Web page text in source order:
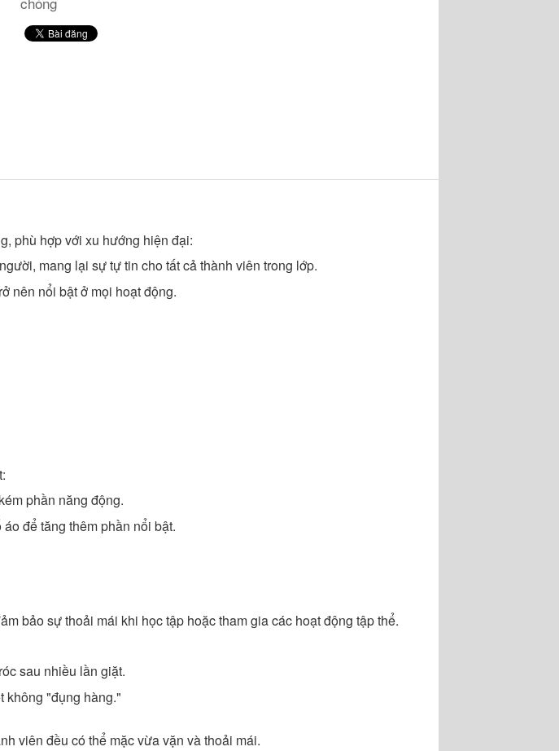
phù hợp với xu hướng hiện đại:
mang lại sự tự tin cho tất cả thành viên trong lớp.
nên nổi bật ở mọi hoạt động.
phần năng động.
để tăng thêm phần nổi bật.
bảo sự thoải mái khi học tập hoặc tham gia các hoạt động tập thể.
sau nhiều lần giặt.
không "đụng hàng."
viên đều có thể mặc vừa vặn và thoải mái.